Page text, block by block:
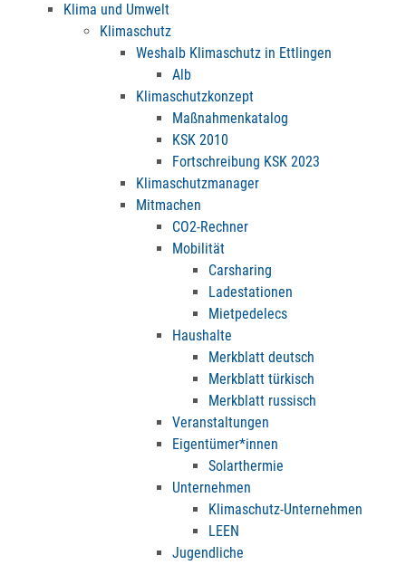
Klima und Umwelt
Klimaschutz
Weshalb Klimaschutz in Ettlingen
Alb
Klimaschutzkonzept
Maßnahmenkatalog
KSK 2010
Fortschreibung KSK 2023
Klimaschutzmanager
Mitmachen
CO2-Rechner
Mobilität
Carsharing
Ladestationen
Mietpedelecs
Haushalte
Merkblatt deutsch
Merkblatt türkisch
Merkblatt russisch
Veranstaltungen
Eigentümer*innen
Solarthermie
Unternehmen
Klimaschutz-Unternehmen
LEEN
Jugendliche